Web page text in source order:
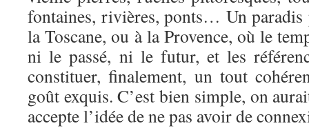
fontaines, rivières, ponts… Un paradis
la Toscane, ou à la Provence, où le
ni le passé, ni le futur, et les
constituer, finalement, un tout
goût exquis. C’est bien simple, on
accepte l’idée de ne pas avoir de